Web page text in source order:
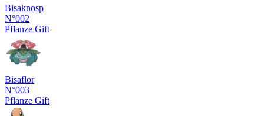
Bisaknosp
N°002
Pflanze Gift
Bisaflor
N°003
Pflanze Gift